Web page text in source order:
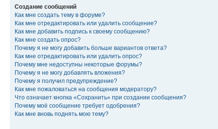
Создание сообщений
Как мне создать тему в форуме?
Как мне отредактировать или удалить сообщение?
Как мне добавить подпись к своему сообщению?
Как мне создать опрос?
Почему я не могу добавить больше вариантов ответа?
Как мне отредактировать или удалить опрос?
Почему мне недоступны некоторые форумы?
Почему я не могу добавлять вложения?
Почему я получил предупреждение?
Как мне пожаловаться на сообщения модератору?
Что означает кнопка «Сохранить» при создании сообщения?
Почему моё сообщение требует одобрения?
Как мне вновь поднять мою тему?